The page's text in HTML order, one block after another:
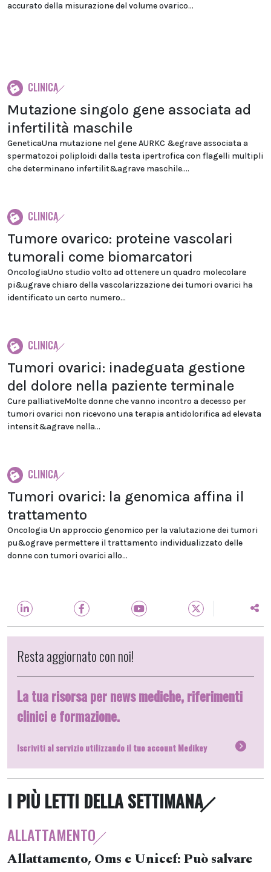
accurato della misurazione del volume ovarico...
CLINICA
Mutazione singolo gene associata ad
infertilità maschile
GeneticaUna mutazione nel gene AURKC &egrave associata a
spermatozoi poliploidi dalla testa ipertrofica con flagelli multipli
che determinano infertilit&agrave maschile....
CLINICA
Tumore ovarico: proteine vascolari
tumorali come biomarcatori
OncologiaUno studio volto ad ottenere un quadro molecolare
pi&ugrave chiaro della vascolarizzazione dei tumori ovarici ha
identificato un certo numero...
CLINICA
Tumori ovarici: inadeguata gestione
del dolore nella paziente terminale
Cure palliativeMolte donne che vanno incontro a decesso per
tumori ovarici non ricevono una terapia antidolorifica ad elevata
intensit&agrave nella...
CLINICA
Tumori ovarici: la genomica affina il
trattamento
Oncologia Un approccio genomico per la valutazione dei tumori
pu&ograve permettere il trattamento individualizzato delle
donne con tumori ovarici allo...
Resta aggiornato con noi!
La tua risorsa per news mediche, riferimenti
clinici e formazione.
Iscriviti al servizio utilizzando il tuo account Medikey
I PIÙ LETTI DELLA SETTIMANA
ALLATTAMENTO
Allattamento, Oms e Unicef: Può salvare